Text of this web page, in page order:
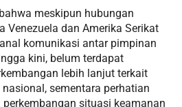
meskipun hubungan
dan Amerika Serikat
komunikasi antar pimpinan
kini, belum terdapat
lebih lanjut terkait
sementara perhatian
situasi keamanan